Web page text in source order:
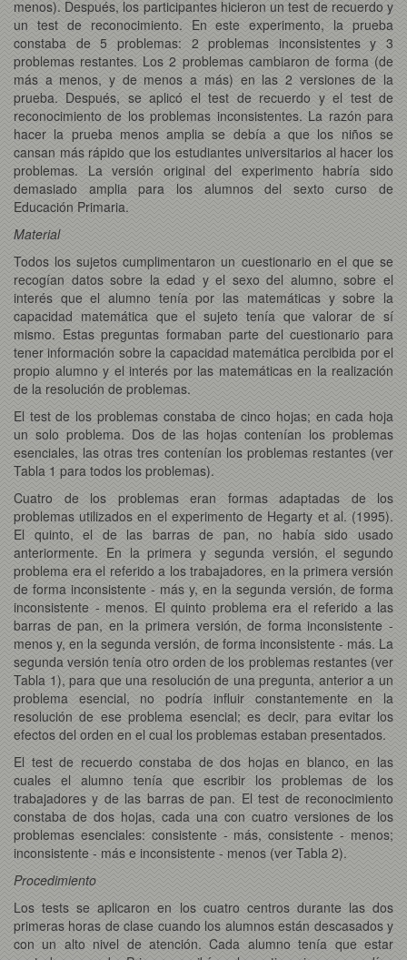
menos). Después, los participantes hicieron un test de recuerdo y
un test de reconocimiento. En este experimento, la prueba
constaba de 5 problemas: 2 problemas inconsistentes y 3
problemas restantes. Los 2 problemas cambiaron de forma (de
más a menos, y de menos a más) en las 2 versiones de la
prueba. Después, se aplicó el test de recuerdo y el test de
reconocimiento de los problemas inconsistentes. La razón para
hacer la prueba menos amplia se debía a que los niños se
cansan más rápido que los estudiantes universitarios al hacer los
problemas. La versión original del experimento habría sido
demasiado amplia para los alumnos del sexto curso de
Educación Primaria.
Material
Todos los sujetos cumplimentaron un cuestionario en el que se
recogían datos sobre la edad y el sexo del alumno, sobre el
interés que el alumno tenía por las matemáticas y sobre la
capacidad matemática que el sujeto tenía que valorar de sí
mismo. Estas preguntas formaban parte del cuestionario para
tener información sobre la capacidad matemática percibida por el
propio alumno y el interés por las matemáticas en la realización
de la resolución de problemas.
El test de los problemas constaba de cinco hojas; en cada hoja
un solo problema. Dos de las hojas contenían los problemas
esenciales, las otras tres contenían los problemas restantes (ver
Tabla 1 para todos los problemas).
Cuatro de los problemas eran formas adaptadas de los
problemas utilizados en el experimento de Hegarty et al. (1995).
El quinto, el de las barras de pan, no había sido usado
anteriormente. En la primera y segunda versión, el segundo
problema era el referido a los trabajadores, en la primera versión
de forma inconsistente - más y, en la segunda versión, de forma
inconsistente - menos. El quinto problema era el referido a las
barras de pan, en la primera versión, de forma inconsistente -
menos y, en la segunda versión, de forma inconsistente - más. La
segunda versión tenía otro orden de los problemas restantes (ver
Tabla 1), para que una resolución de una pregunta, anterior a un
problema esencial, no podría influir constantemente en la
resolución de ese problema esencial; es decir, para evitar los
efectos del orden en el cual los problemas estaban presentados.
El test de recuerdo constaba de dos hojas en blanco, en las
cuales el alumno tenía que escribir los problemas de los
trabajadores y de las barras de pan. El test de reconocimiento
constaba de dos hojas, cada una con cuatro versiones de los
problemas esenciales: consistente - más, consistente - menos;
inconsistente - más e inconsistente - menos (ver Tabla 2).
Procedimiento
Los tests se aplicaron en los cuatro centros durante las dos
primeras horas de clase cuando los alumnos están descasados y
con un alto nivel de atención. Cada alumno tenía que estar